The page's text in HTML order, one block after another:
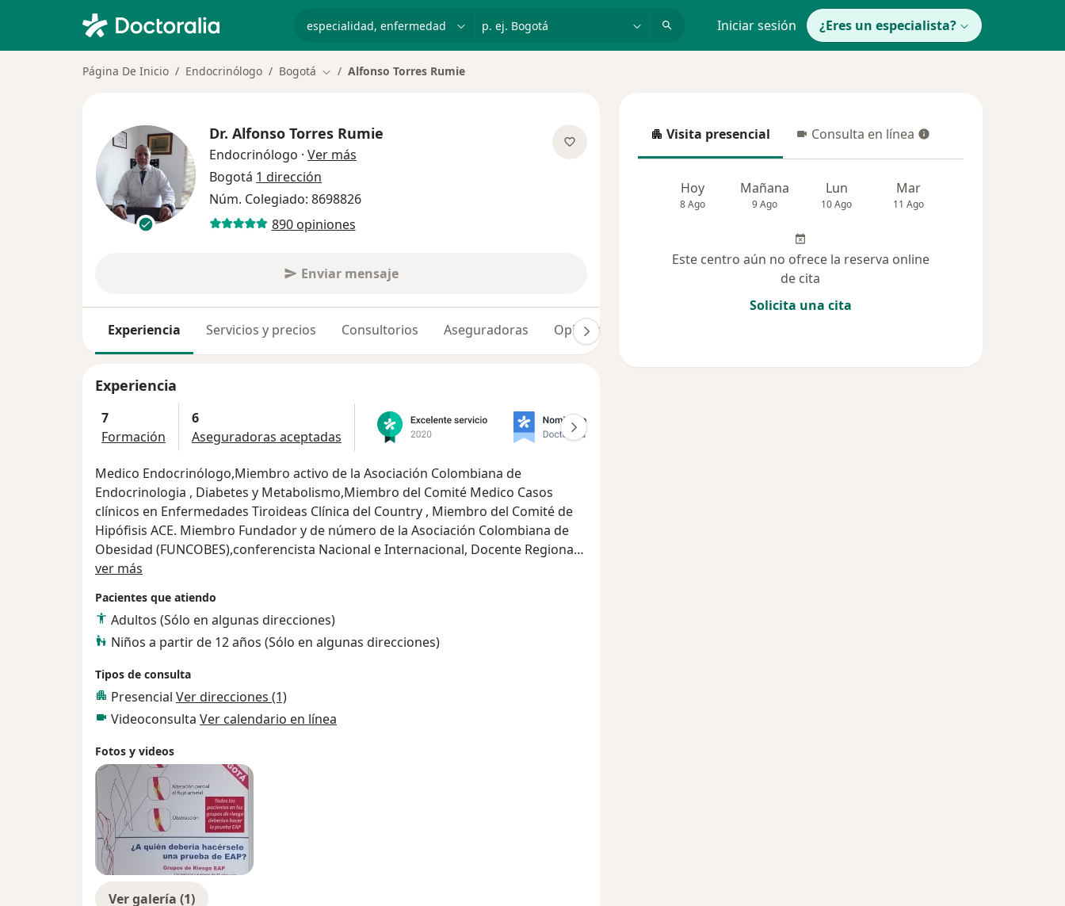
p. ej. Bogotá Iniciar sesión ¿Eres un especialista?
Página De Inicio Endocrinólogo Bogotá Cambiar de ciudad
Alfonso Torres Rumie
Dr. Alfonso Torres Rumie
Endocrinólogo · Ver más
Bogotá 1 dirección
Núm. Colegiado: 8698826
890 opiniones
Enviar mensaje
Experiencia Servicios y precios Consultorios Aseguradoras Opiniones (890)
Experiencia
7
Formación
6
Aseguradoras aceptadas
Medico Endocrinólogo,Miembro activo de la Asociación Colombiana de
Endocrinologia , Diabetes y Metabolismo,Miembro del Comité Medico Casos
clínicos en Enfermedades Tiroideas Clínica del Country , Miembro del Comité de
Hipófisis ACE. Miembro Fundador y de número de la Asociación Colombiana de
Obesidad (FUNCOBES),conferencista Nacional e Internacional, Docente Regional
para Latinoamericana de la Fundación Escuela para la Formación y Actualización
Aires, con varios años de experiencia conservando la atención personalizada
integral de las Patologías Endocrinològicas, prestando un servicio para mis
pacientes de una manera social, humana y científica.
ver más
Pacientes que atiendo
Adultos (Sólo en algunas direcciones)
Niños a partir de 12 años (Sólo en algunas direcciones)
Tipos de consulta
Presencial Ver direcciones (1)
Videoconsulta Ver calendario en línea
Fotos y videos
Ver galería (1)
Visita presencial
Visita presencial Consulta en línea
Consulta en línea
Hoy
8 Ago
Mañana
9 Ago
Lun
10 Ago
Mar
11 Ago
Este centro aún no ofrece la reserva online
de cita
Solicita una cita